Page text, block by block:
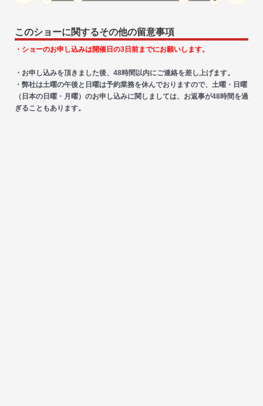
このショーに関するその他の留意事項
・ショーのお申し込みは開催日の3日前までにお願いします。
・お申し込みを頂きました後、48時間以内にご連絡を差し上げます。
・弊社は土曜の午後と日曜は予約業務を休んでおりますので、土曜・日曜
（日本の日曜・月曜）のお申し込みに関しましては、お返事が48時間を過
ぎることもあります。